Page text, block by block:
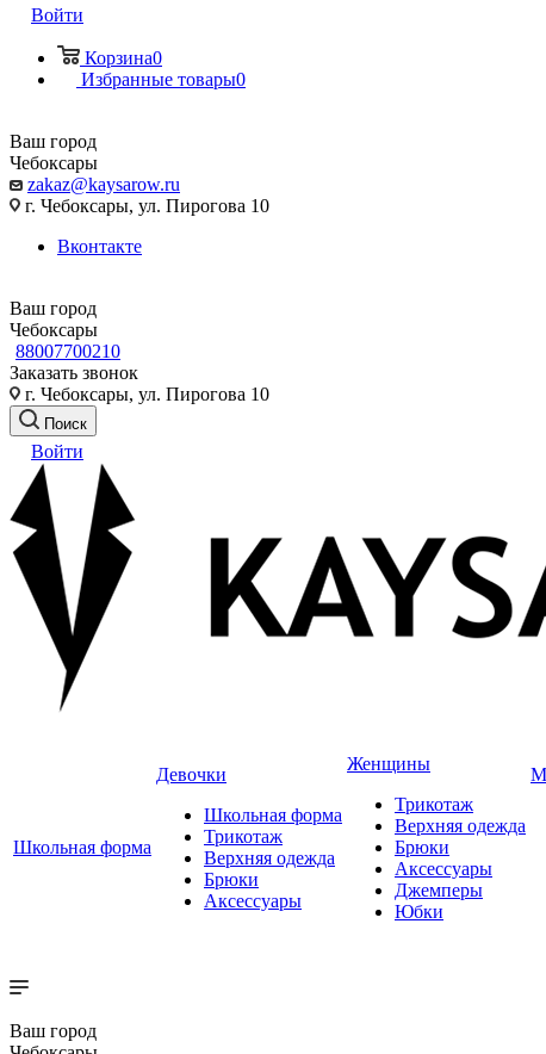
Войти
Корзина0
Избранные товары0
Ваш город
Чебоксары
zakaz@kaysarow.ru
г. Чебоксары, ул. Пирогова 10
Вконтакте
Ваш город
Чебоксары
88007700210
Заказать звонок
г. Чебоксары, ул. Пирогова 10
Поиск
Войти
Школьная форма
Девочки
Школьная форма
Трикотаж
Верхняя одежда
Брюки
Аксессуары
Женщины
Трикотаж
Верхняя одежда
Брюки
Аксессуары
Джемперы
Юбки
Ваш город